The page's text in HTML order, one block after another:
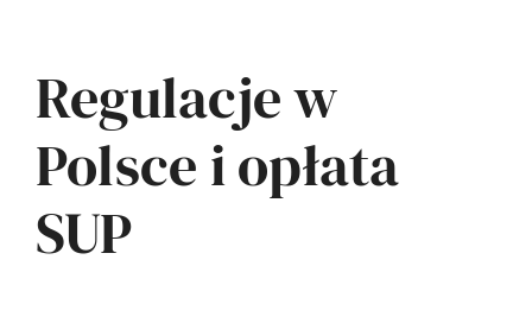
Regulacje w
Polsce i opłata
SUP